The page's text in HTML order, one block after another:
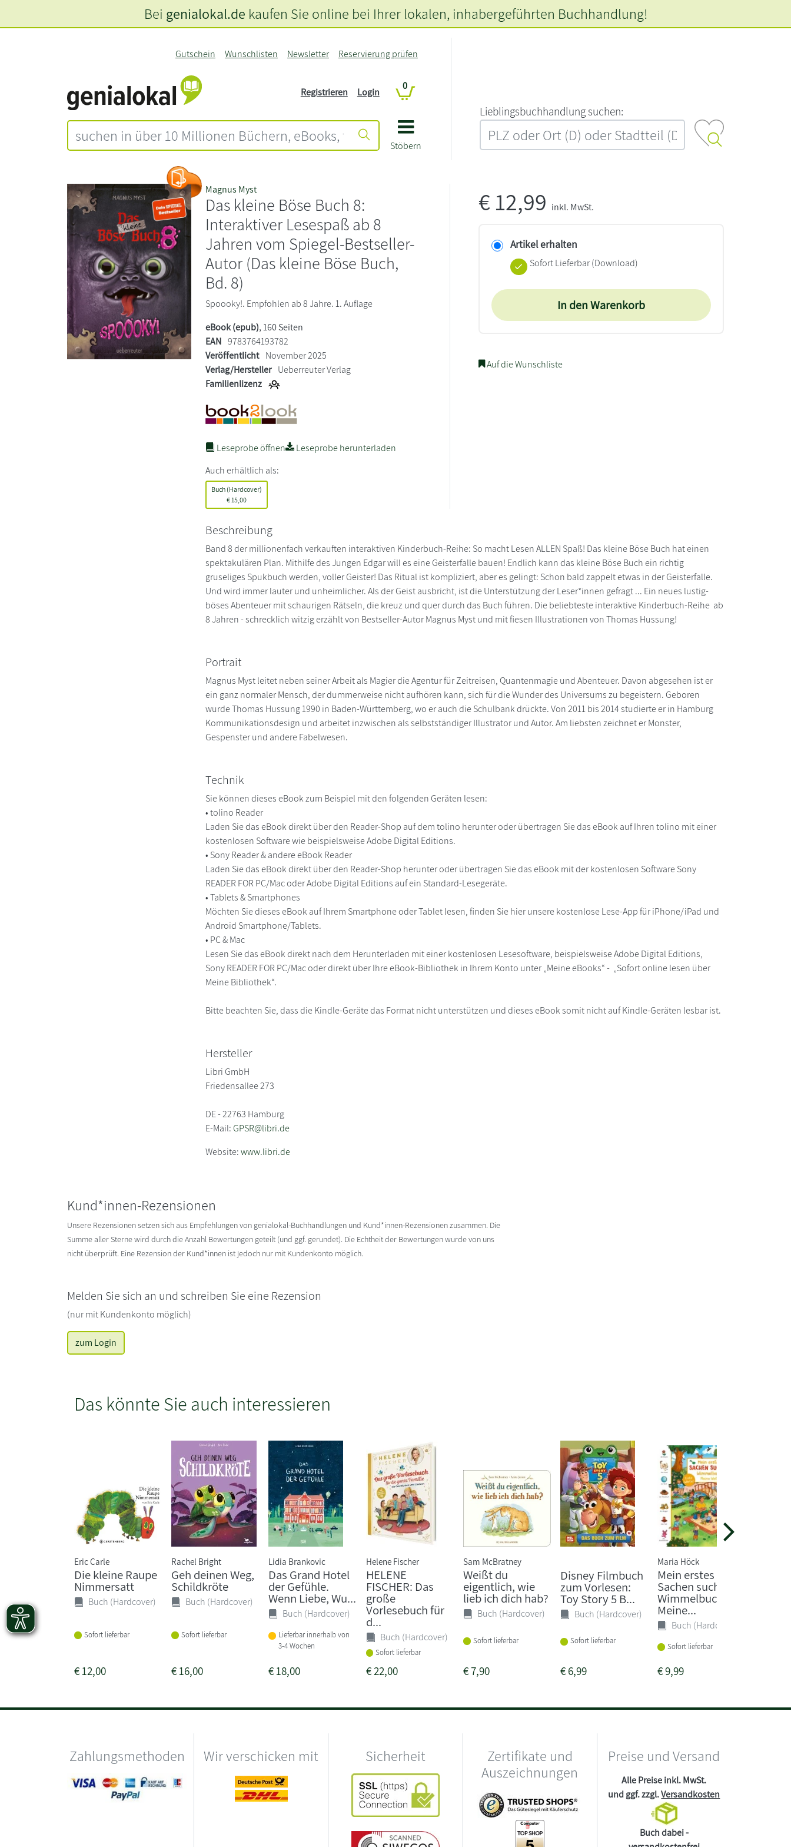
Stöbern
Gutschein Wunschlisten Newsletter Reservierung prüfen
Registrieren Login
0
L‍i‍e‍b‍l‍i‍n‍g‍s‍b‍u‍c‍h‍h‍a‍n‍d‍l‍u‍n‍g‍ ‍s‍u‍c‍h‍e‍n‍:‍
Bei genialokal.de kaufen Sie online bei Ihrer lokalen, inhabergeführten Buchhandlung!
Magnus Myst
Das kleine Böse Buch 8:
Interaktiver Lesespaß ab 8
Jahren vom Spiegel-Bestseller-
Autor (Das kleine Böse Buch,
Bd. 8)
Spoooky!. Empfohlen ab 8 Jahre. 1. Auflage
eBook (epub), 160 Seiten
EAN 9783764193782
Veröffentlicht November 2025
Verlag/Hersteller Ueberreuter Verlag
Familienlizenz
Leseprobe öffnen
Leseprobe herunterladen
Auch erhältlich als:
Buch (Hardcover)
€ 15,00
€12,99 inkl. MwSt.
Artikel erhalten
Sofort Lieferbar (Download)
In den Warenkorb
Auf die Wunschliste
Beschreibung
Band 8 der millionenfach verkauften interaktiven Kinderbuch-Reihe: So macht Lesen ALLEN Spaß! Das kleine Böse Buch hat einen
spektakulären Plan. Mithilfe des Jungen Edgar will es eine Geisterfalle bauen! Endlich kann das kleine Böse Buch ein richtig
gruseliges Spukbuch werden, voller Geister! Das Ritual ist kompliziert, aber es gelingt: Schon bald zappelt etwas in der Geisterfalle.
Und wird immer lauter und unheimlicher. Als der Geist ausbricht, ist die Unterstützung der Leser*innen gefragt ... Ein neues lustig-
böses Abenteuer mit schaurigen Rätseln, die kreuz und quer durch das Buch führen. Die beliebteste interaktive Kinderbuch-Reihe ab
8 Jahren - schrecklich witzig erzählt von Bestseller-Autor Magnus Myst und mit fiesen Illustrationen von Thomas Hussung!
Portrait
Magnus Myst leitet neben seiner Arbeit als Magier die Agentur für Zeitreisen, Quantenmagie und Abenteuer. Davon abgesehen ist er
ein ganz normaler Mensch, der dummerweise nicht aufhören kann, sich für die Wunder des Universums zu begeistern. Geboren
wurde Thomas Hussung 1990 in Baden-Württemberg, wo er auch die Schulbank drückte. Von 2011 bis 2014 studierte er in Hamburg
Kommunikationsdesign und arbeitet inzwischen als selbstständiger Illustrator und Autor. Am liebsten zeichnet er Monster,
Gespenster und andere Fabelwesen.
Technik
Sie können dieses eBook zum Beispiel mit den folgenden Geräten lesen:
• tolino Reader
Laden Sie das eBook direkt über den Reader-Shop auf dem tolino herunter oder übertragen Sie das eBook auf Ihren tolino mit einer
kostenlosen Software wie beispielsweise Adobe Digital Editions.
• Sony Reader & andere eBook Reader
Laden Sie das eBook direkt über den Reader-Shop herunter oder übertragen Sie das eBook mit der kostenlosen Software Sony
READER FOR PC/Mac oder Adobe Digital Editions auf ein Standard-Lesegeräte.
• Tablets & Smartphones
Möchten Sie dieses eBook auf Ihrem Smartphone oder Tablet lesen, finden Sie hier unsere kostenlose Lese-App für iPhone/iPad und
Android Smartphone/Tablets.
• PC & Mac
Lesen Sie das eBook direkt nach dem Herunterladen mit einer kostenlosen Lesesoftware, beispielsweise Adobe Digital Editions,
Sony READER FOR PC/Mac oder direkt über Ihre eBook-Bibliothek in Ihrem Konto unter „Meine eBooks“ - „Sofort online lesen über
Meine Bibliothek“.
Bitte beachten Sie, dass die Kindle-Geräte das Format nicht unterstützen und dieses eBook somit nicht auf Kindle-Geräten lesbar ist.
Hersteller
Libri GmbH
Friedensallee 273
DE - 22763 Hamburg
E-Mail:GPSR@libri.de
Website:www.libri.de
Kund*innen-Rezensionen
Unsere Rezensionen setzen sich aus Empfehlungen von genialokal-Buchhandlungen und Kund*innen-Rezensionen zusammen. Die
Summe aller Sterne wird durch die Anzahl Bewertungen geteilt (und ggf. gerundet). Die Echtheit der Bewertungen wurde von uns
nicht überprüft. Eine Rezension der Kund*innen ist jedoch nur mit Kundenkonto möglich.
Melden Sie sich an und schreiben Sie eine Rezension
(nur mit Kundenkonto möglich)
zum Login
Das könnte Sie auch interessieren
Eric Carle
Die kleine Raupe
Nimmersatt
Buch (Hardcover)
Sofort lieferbar
€12,00
Rachel Bright
Geh deinen Weg,
Schildkröte
Buch (Hardcover)
Sofort lieferbar
€16,00
Lidia Brankovic
Das Grand Hotel
der Gefühle.
Wenn Liebe, Wu...
Buch (Hardcover)
Lieferbar innerhalb von
3-4 Wochen
€18,00
Helene Fischer
HELENE
FISCHER: Das
große
Vorlesebuch für
d...
Buch (Hardcover)
Sofort lieferbar
€22,00
Sam McBratney
Weißt du
eigentlich, wie
lieb ich dich hab?
Buch (Hardcover)
Sofort lieferbar
€7,90
Disney Filmbuch
zum Vorlesen:
Toy Story 5 B...
Buch (Hardcover)
Sofort lieferbar
€6,99
Maria Höck
Mein erstes
Sachen suchen
Wimmelbuch:
Meine...
Buch (Hardcover)
Sofort lieferbar
€9,99
Zahlungsmethoden Wir verschicken mit Sicherheit
Zertifikate und
Auszeichnungen
Preise und Versand
Alle Preise inkl. MwSt.
und ggf. zzgl.Versandkosten
Buch dabei -